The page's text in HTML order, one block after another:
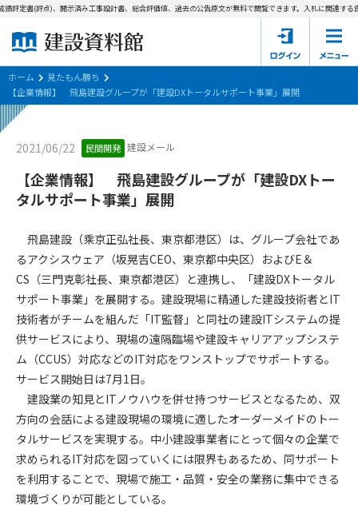
建設資料館とは
東京都の入札資料
国土交通省の入札資料
見たもん勝ち
会員登録について
サポーター会員一覧
会社概要 お問い合わせ
個人情報保護方針
会員規約
定書(評点)、開示済み工事設計書、総合評価値、過去の公告原文が無料で閲覧できます。入札に関連する資
ホーム
見たもん勝ち
【企業情報】 飛島建設グループが「建設DXトータルサポート事業」展開
2021/06/22 民間開発 建設メール
【企業情報】 飛島建設グループが「建設DXトー
タルサポート事業」展開
飛島建設（乘京正弘社長、東京都港区）は、グループ会社であ
るアクシスウェア（坂晃吉CEO、東京都中央区）およびE＆
CS（三門克彰社長、東京都港区）と連携し、「建設DXトータル
サポート事業」を展開する。建設現場に精通した建設技術者とIT
技術者がチームを組んだ「IT監督」と同社の建設ITシステムの提
供サービスにより、現場の遠隔臨場や建設キャリアアップシステ
ム（CCUS）対応などのIT対応をワンストップでサポートする。
サービス開始日は7月1日。
建設業の知見とITノウハウを併せ持つサービスとなるため、双
方向の会話による建設現場の環境に適したオーダーメイドのトー
タルサービスを実現する。中小建設事業者にとって個々の企業で
求められるIT対応を図っていくには限界もあるため、同サポート
を利用することで、現場で施工・品質・安全の業務に集中できる
環境づくりが可能としている。
第1条（規約の目的）
会員サービスの利用条件等について定めるものです。
2. 管理者が建設資料館WEB上で随時掲載するルールは本規約の
一部を構成するものとします。
第2条（規約の変更）
本規約は、会員の了承を得ることなく、随時変更されることが
あります。変更内容は、建設資料館WEB上に表示した時点で直
ちに全ての会員が了承したものとみなします。
第4条（会員審査および資格の取り消し）
会員とは、本規約を承諾の上、所定の会員申込手続きを完了
後、管理者がこれを承認した者をいいます。
第4条（会員の定義と登録）
1. 管理者は前条により審査の結果、会員申込みをした者が以下
の何れかの項目に該当することがわかった場合、その者の会